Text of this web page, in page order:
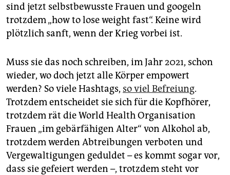
sind jetzt selbstbewusste Frauen und googeln
trotzdem „how to lose weight fast“. Keine wird
plötzlich sanft, wenn der Krieg vorbei ist.
Muss sie das noch schreiben, im Jahr 2021, schon
wieder, wo doch jetzt alle Körper empowert
werden? So viele Hashtags, so viel Befreiung.
Trotzdem entscheidet sie sich für die Kopfhörer,
trotzdem rät die World Health Organisation
Frauen „im gebärfähigen Alter“ von Alkohol ab,
trotzdem werden Abtreibungen verboten und
Vergewaltigungen geduldet – es kommt sogar vor,
dass sie gefeiert werden –, trotzdem steht vor